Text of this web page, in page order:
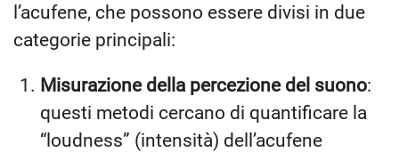
l’acufene, che possono essere divisi in due
categorie principali:
Misurazione della percezione del suono:
questi metodi cercano di quantificare la
“loudness” (intensità) dell’acufene